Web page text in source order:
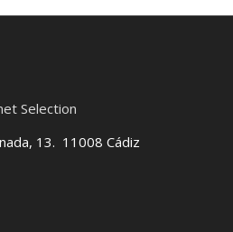
Selection
13. 11008 Cádiz